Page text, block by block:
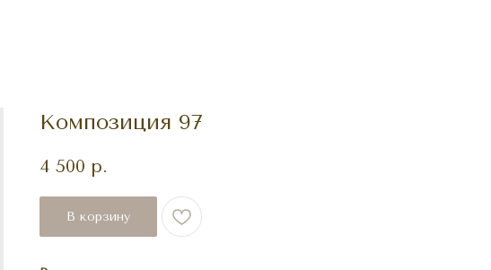
Композиция 97
4 500 р.
В корзину